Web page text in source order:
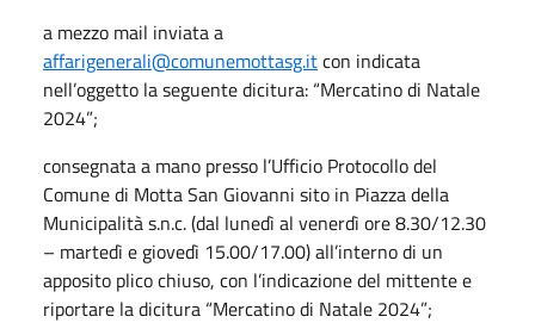
a mezzo mail inviata a
affarigenerali@comunemottasg.itcon indicata
nell’oggetto la seguente dicitura: “Mercatino di Natale
2024”;
consegnata a mano presso l’Ufficio Protocollo del
Comune di Motta San Giovanni sito in Piazza della
Municipalità s.n.c. (dal lunedì al venerdì ore 8.30/12.30
– martedì e giovedì 15.00/17.00) all’interno di un
apposito plico chiuso, con l’indicazione del mittente e
riportare la dicitura “Mercatino di Natale 2024”;